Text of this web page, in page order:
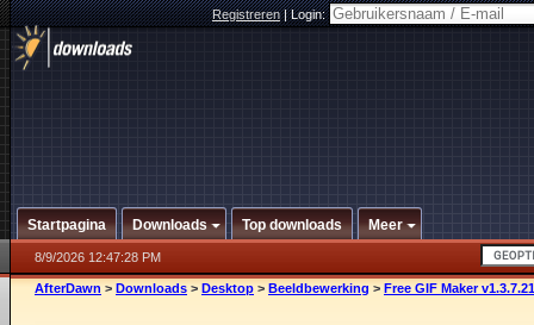
Registreren|Login:
Startpagina Downloads Top downloads Meer
8/9/2026 12:47:28 PM
AfterDawn > Downloads > Desktop > Beeldbewerking > Free GIF Maker